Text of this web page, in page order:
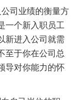
司业绩的衡量方
一个新入职员工
新进入公司就需
至于你在公司总
导对你能力的怀